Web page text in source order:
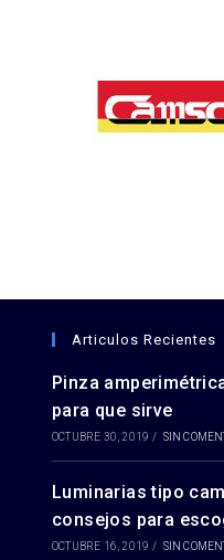
Articulos Recientes
Pinza
para que sirve
OCTUBRE 30, 2019 / SIN
Luminarias tipo
consejos para
OCTUBRE 16, 2019 / SIN